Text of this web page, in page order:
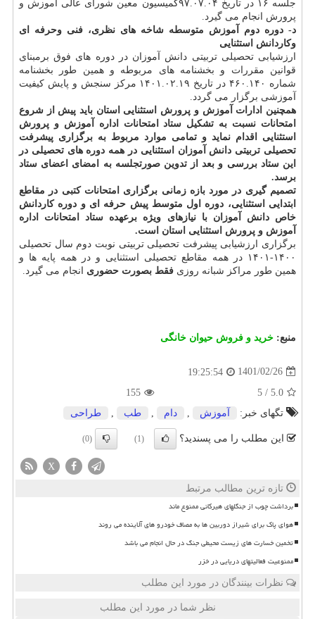
جلسه ۱۶ در تاریخ ۹۷.۰۷.۰۴کمیسیون معین شورای عالی آموزش و
پرورش انجام می گیرد.
د- دوره دوم آموزش متوسطه شاخه های نظری، فنی وحرفه ای
وکاردانش استثنایی
ارزشیابی تحصیلی تربیتی دانش آموزان در دوره های فوق برمبنای
قوانین مقررات و بخشنامه های مربوطه و همین طور بخشنامه
شماره ۴۶۰.۱۴۰ در تاریخ ۱۴۰۱.۰۲.۱۹ مرکز سنجش و پایش کیفیت
آموزشی برگزار می گردد.
همچنین ادارات آموزش و پرورش استثنایی استان باید پیش از شروع
امتحانات نسبت به تشکیل ستاد امتحانات اداره آموزش و پرورش
استثنایی اقدام نماید و تمامی موارد مربوط به برگزاری پیشرفت
تحصیلی تربیتی دانش آموزان استثنایی در همه دوره های تحصیلی در
این ستاد بررسی و بعد از تدوین صورتجلسه به امضای اعضای ستاد
برسد.
تصمیم گیری در مورد بازه زمانی برگزاری امتحانات کتبی در مقاطع
ابتدایی استثنایی، دوره اول متوسط پیش حرفه ای و دوره کاردانش
خاص دانش آموزان با نیازهای ویژه برعهده ستاد امتحانات اداره
آموزش و پرورش استثنایی استان است.
برگزاری ارزشیابی پیشرفت تحصیلی تربیتی نوبت دوم سال تحصیلی
۱۴۰۰-۱۴۰۱ در همه مقاطع تحصیلی استثنایی و در همه پایه ها و
همین طور مراکز شبانه روزی فقط بصورت حضوری انجام می گیرد.
منبع: خرید و فروش حیوان خانگی
1401/02/26
19:25:54
5.0
/
5
155
تگهای خبر:
آموزش دام طب طراحی
این مطلب را می پسندید؟ (1)
(0)
X
تازه ترین مطالب مرتبط
برداشت چوب از جنگلهای هیرکانی ممنوع ماند
هوای پاک برای شیراز دوربین ها به مصاف خودرو های آلاینده می روند
تخمین خسارت های زیست محیطی جنگ در حال انجام می باشد
ممنوعیت فعالیتهای دریایی در خزر
نظرات بینندگان در مورد این مطلب
نظر شما در مورد این مطلب